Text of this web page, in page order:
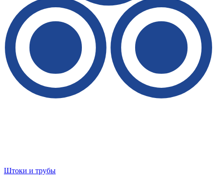
Штоки и трубы